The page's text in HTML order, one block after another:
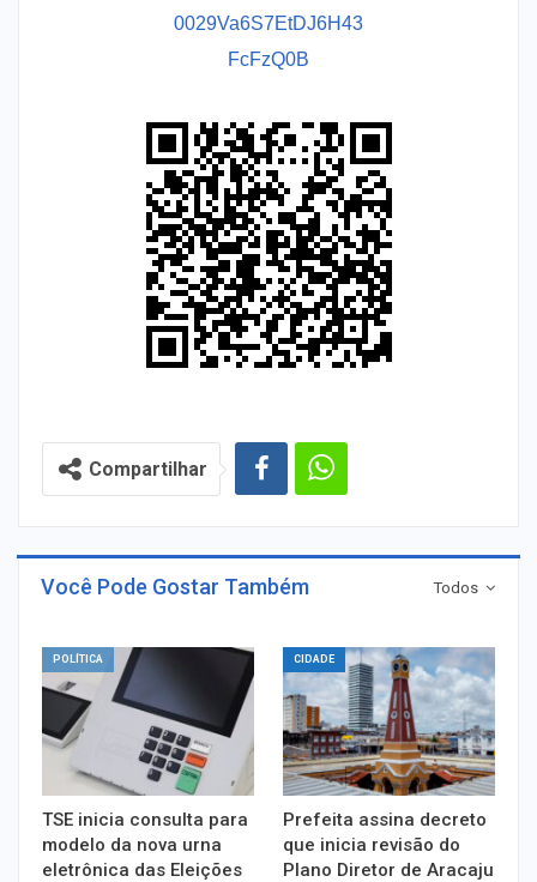
0029Va6S7EtDJ6H43
FcFzQ0B
Compartilhar
Todos
Você Pode Gostar Também
POLÍTICA
TSE inicia consulta para
modelo da nova urna
eletrônica das Eleições
CIDADE
Prefeita assina decreto
que inicia revisão do
Plano Diretor de Aracaju